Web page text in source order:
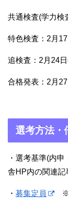
共通検査(学力検
特色検査：2月
追検査：2月24
合格発表：2月
選考方法・
・選考基準(内
舎HP内の関連記
・ 募集定員 ※